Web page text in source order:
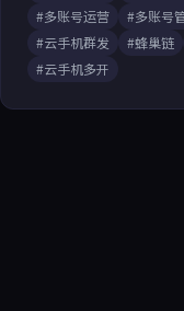
#多账号运营
#多账号
#云手机群发
#蜂巢链
#云手机多开